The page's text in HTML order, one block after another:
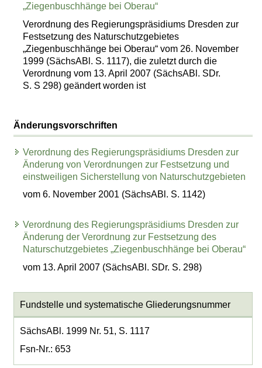
„Ziegenbuschhänge bei Oberau“
Verordnung des Regierungspräsidiums Dresden zur
Festsetzung des Naturschutzgebietes
„Ziegenbuschhänge bei Oberau“ vom 26. November
1999 (SächsABl. S. 1117), die zuletzt durch die
Verordnung vom 13. April 2007 (SächsABl. SDr.
S. S 298) geändert worden ist
Änderungsvorschriften
Verordnung des Regierungspräsidiums Dresden zur
Änderung von Verordnungen zur Festsetzung und
einstweiligen Sicherstellung von Naturschutzgebieten
vom 6. November 2001 (SächsABl. S. 1142)
Verordnung des Regierungspräsidiums Dresden zur
Änderung der Verordnung zur Festsetzung des
Naturschutzgebietes „Ziegenbuschhänge bei Oberau“
vom 13. April 2007 (SächsABl. SDr. S. 298)
Fundstelle und systematische Gliederungsnummer
SächsABl. 1999 Nr. 51, S. 1117
Fsn-Nr.: 653